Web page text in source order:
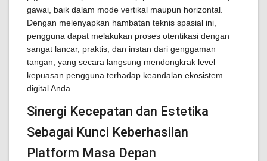
gawai, baik dalam mode vertikal maupun horizontal.
Dengan melenyapkan hambatan teknis spasial ini,
pengguna dapat melakukan proses otentikasi dengan
sangat lancar, praktis, dan instan dari genggaman
tangan, yang secara langsung mendongkrak level
kepuasan pengguna terhadap keandalan ekosistem
digital Anda.
Sinergi Kecepatan dan Estetika
Sebagai Kunci Keberhasilan
Platform Masa Depan